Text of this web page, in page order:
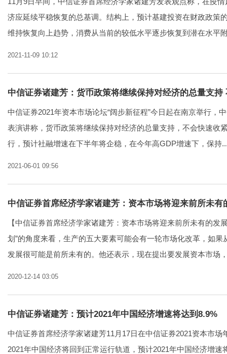
济应延续平稳恢复的总基调。结构上，预计基建投资在财政政策
维持恢复向上趋势，消费从当前的较低水平逐步恢复到潜在水平
2021-11-09 10:12
中信证券诸建芳：货币政策将继续保持对经济的总量支持
中信证券2021年资本市场论坛“阔步新征程”今日起在南京举行，
表演讲称，货币政策将继续保持对经济的总量支持，不会快速收
行，预计社融增速在下半年将企稳，在今年高GDP增速下，保持
2021-06-01 09:56
中信证券首席经济学家诸建芳：资本市场将迎来前所未有
【中信证券首席经济学家诸建芳：资本市场将迎来前所未有的发
划”的角度来看，生产的五大要素可能会有一轮市场化改革，如
发展很可能是前所未有的。他还表示，现在提出要发展资本市场
2020-12-14 03:05
中信证券诸建芳：预计2021年中国经济增速将达到8.9%
中信证券首席经济学家诸建芳11月17日在中信证券2021资本市场
2021年中国经济将回到正常运行轨道，预计2021年中国经济增速